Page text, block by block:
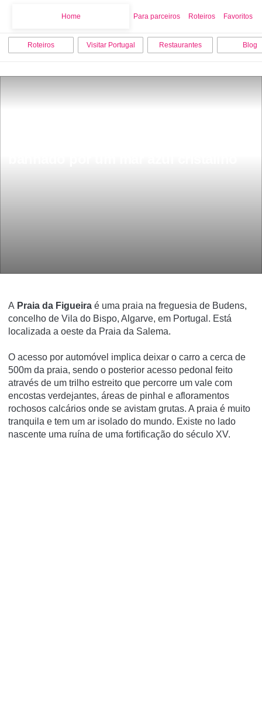
Home Para parceiros Roteiros Favoritos
Roteiros Visitar Portugal Restaurantes Blog
A Praia da Figueira é uma praia na freguesia de Budens,
concelho de Vila do Bispo, Algarve, em Portugal. Está
localizada a oeste da Praia da Salema.
O acesso por automóvel implica deixar o carro a cerca de
500m da praia, sendo o posterior acesso pedonal feito
através de um trilho estreito que percorre um vale com
encostas verdejantes, áreas de pinhal e afloramentos
rochosos calcários onde se avistam grutas. A praia é muito
tranquila e tem um ar isolado do mundo. Existe no lado
nascente uma ruí­na de uma fortificação do século XV.